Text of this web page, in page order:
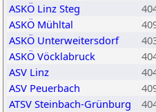
ASKÖ Linz Steg
ASKÖ Mühltal
ASKÖ Unterweitersdorf
ASKÖ Vöcklabruck
ASV Linz
ASV Peuerbach
ATSV Steinbach-Grünburg